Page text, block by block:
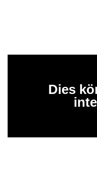
Dies